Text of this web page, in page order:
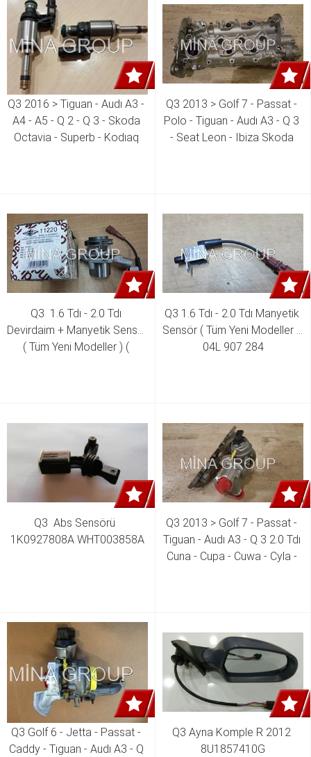
Q3 2016 > Tiguan - Audı A3 -
A4 - A5 - Q 2 - Q 3 - Skoda
Octavia - Superb - Kodıaq
Q3 2013 > Golf 7 - Passat -
Polo - Tiguan - Audı A3 - Q 3
- Seat Leon - Ibiza Skoda
Q3  1.6 Tdı - 2.0 Tdı
Devirdaim + Manyetik Sensör
( Tüm Yeni Modeller ) (
Q3 1.6 Tdı - 2.0 Tdı Manyetik
Sensör ( Tüm Yeni Modeller )
04L 907 284
Q3  Abs Sensörü
1K0927808A WHT003858A
Q3 2013 > Golf 7 - Passat -
Tiguan - Audı A3 - Q 3 2.0 Tdı
Cuna - Cupa - Cuwa - Cyla -
Q3 Golf 6 - Jetta - Passat -
Caddy - Tıguan - Audı A3 - Q
Q3 Ayna Komple R 2012
8U1857410G